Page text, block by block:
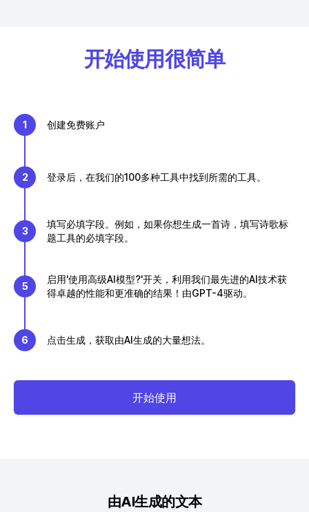
开始使用很简单
1 创建免费账户
2 登录后，在我们的100多种工具中找到所需的工具。
3
填写必填字段。例如，如果你想生成一首诗，填写诗歌标
题工具的必填字段。
5
启用'使用高级AI模型?'开关，利用我们最先进的AI技术获
得卓越的性能和更准确的结果！由GPT-4驱动。
6 点击生成，获取由AI生成的大量想法。
开始使用
由AI生成的文本